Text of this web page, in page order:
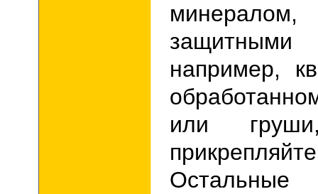
например,
или